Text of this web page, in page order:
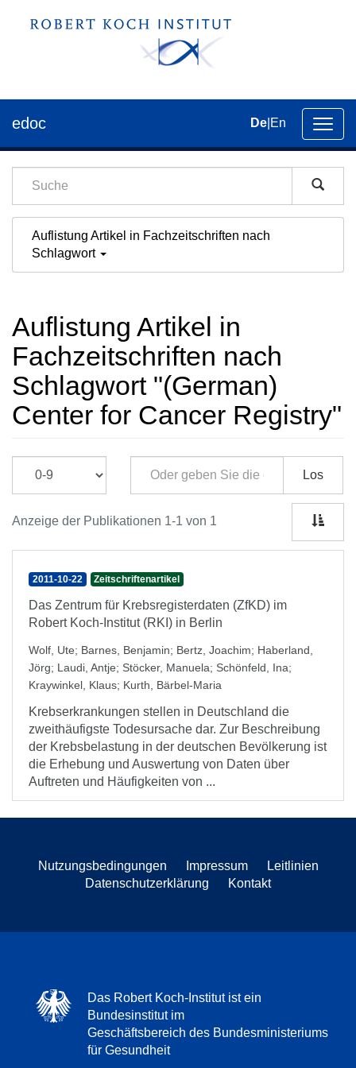
der
edoc De En
Auflistung Artikel in Fachzeitschriften nach
Schlagwort
Auflistung Artikel in
Fachzeitschriften nach
Schlagwort "(German)
Center for Cancer Registry"
Los
Anzeige der Publikationen 1-1 von 1
2011-10-22 Zeitschriftenartikel
Das Zentrum für Krebsregisterdaten (ZfKD) im
Robert Koch-Institut (RKI) in Berlin
Wolf, Ute; Barnes, Benjamin; Bertz, Joachim; Haberland,
Jörg; Laudi, Antje; Stöcker, Manuela; Schönfeld, Ina;
Kraywinkel, Klaus; Kurth, Bärbel-Maria
Krebserkrankungen stellen in Deutschland die
zweithäufigste Todesursache dar. Zur Beschreibung
der Krebsbelastung in der deutschen Bevölkerung ist
die Erhebung und Auswertung von Daten über
Auftreten und Häufigkeiten von ...
Nutzungsbedingungen Impressum
Leitlinien
Datenschutzerklärung
Kontakt
Das Robert Koch-Institut ist ein
Bundesinstitut im
Geschäftsbereich des Bundesministeriums
für Gesundheit